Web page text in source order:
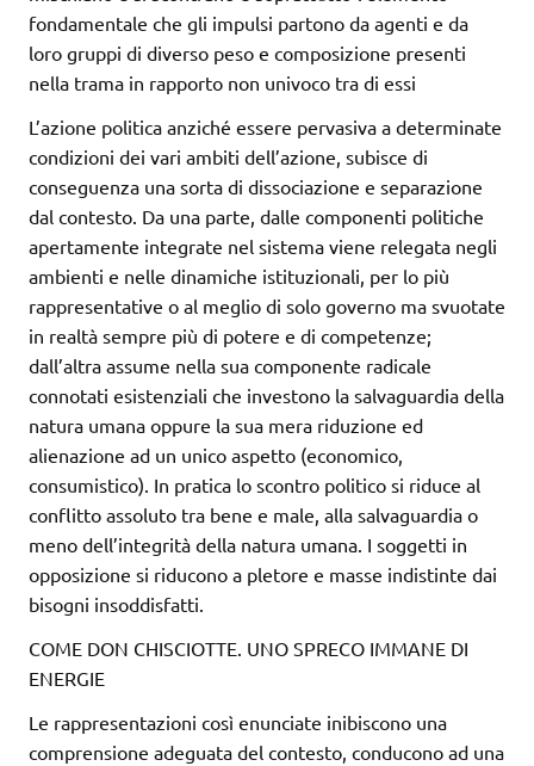
fondamentale che gli impulsi partono da agenti e da
loro gruppi di diverso peso e composizione presenti
nella trama in rapporto non univoco tra di essi
L’azione politica anziché essere pervasiva a determinate
condizioni dei vari ambiti dell’azione, subisce di
conseguenza una sorta di dissociazione e separazione
dal contesto. Da una parte, dalle componenti politiche
apertamente integrate nel sistema viene relegata negli
ambienti e nelle dinamiche istituzionali, per lo più
rappresentative o al meglio di solo governo ma svuotate
in realtà sempre più di potere e di competenze;
dall’altra assume nella sua componente radicale
connotati esistenziali che investono la salvaguardia della
natura umana oppure la sua mera riduzione ed
alienazione ad un unico aspetto (economico,
consumistico). In pratica lo scontro politico si riduce al
conflitto assoluto tra bene e male, alla salvaguardia o
meno dell’integrità della natura umana. I soggetti in
opposizione si riducono a pletore e masse indistinte dai
bisogni insoddisfatti.
COME DON CHISCIOTTE. UNO SPRECO IMMANE DI
ENERGIE
Le rappresentazioni così enunciate inibiscono una
comprensione adeguata del contesto, conducono ad una